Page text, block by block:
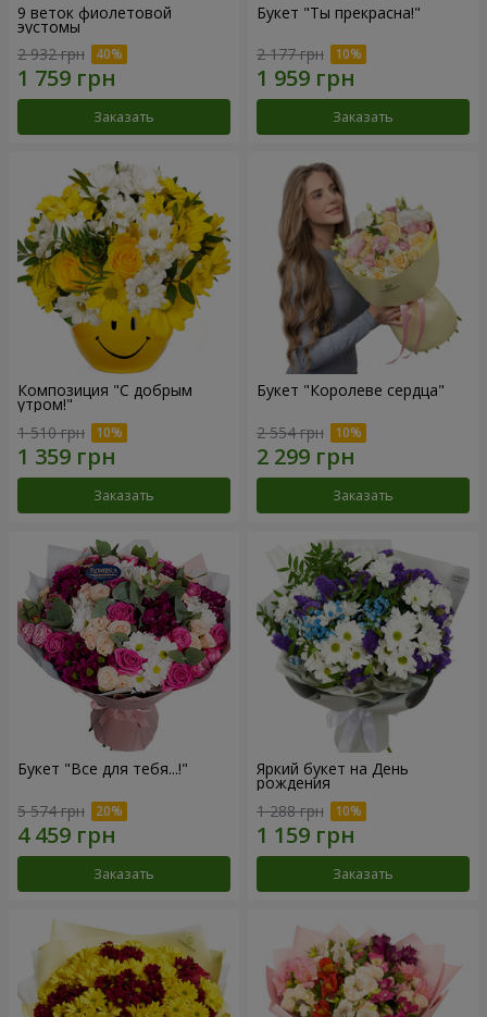
9 веток фиолетовой
эустомы
2 932 грн
Заказать
Букет "Ты прекрасна!"
2 177 грн
Заказать
Композиция "С добрым
утром!"
1 510 грн
Заказать
Букет "Королеве сердца"
2 554 грн
Заказать
Букет "Все для тебя...!"
5 574 грн
Заказать
Яркий букет на День
рождения
1 288 грн
Заказать